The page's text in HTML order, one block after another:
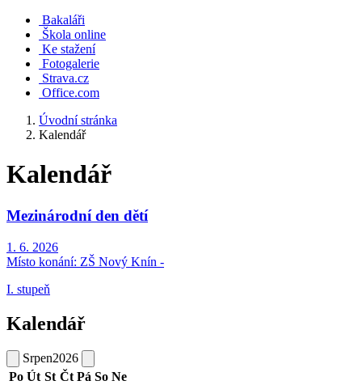
Bakaláři
Škola online
Ke stažení
Fotogalerie
Strava.cz
Office.com
Úvodní stránka
Kalendář
Kalendář
Mezinárodní den dětí
1. 6. 2026
Místo konání: ZŠ Nový Knín -
I. stupeň
Kalendář
Srpen2026
Po Út St Čt Pá So Ne